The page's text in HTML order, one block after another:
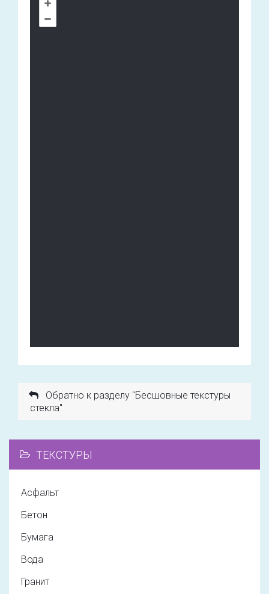
Обратно к разделу "Бесшовные текстуры
стекла"
ТЕКСТУРЫ
Асфальт
Бетон
Бумага
Вода
Гранит